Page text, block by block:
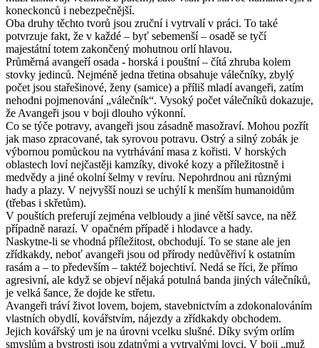
koneckonců i nebezpečnější.
Oba druhy těchto tvorů jsou zruční i vytrvalí v práci. To také
potvrzuje fakt, že v každé – byť sebemenší – osadě se tyčí
majestátní totem zakončený mohutnou orlí hlavou.
Průměrná avangeří osada - horská i pouštní – čítá zhruba kolem
stovky jedinců. Nejméně jedna třetina obsahuje válečníky, zbylý
počet jsou stařešinové, ženy (samice) a příliš mladí avangeři, zatím
nehodni pojmenování „válečník“. Vysoký počet válečníků dokazuje,
že Avangeři jsou v boji dlouho výkonní.
Co se týče potravy, avangeři jsou zásadně masožraví. Mohou pozřít
jak maso zpracované, tak syrovou potravu. Ostrý a silný zobák je
výbornou pomůckou na vytrhávání masa z kořisti. V horských
oblastech loví nejčastěji kamzíky, divoké kozy a příležitostně i
medvědy a jiné okolní šelmy v revíru. Nepohrdnou ani různými
hady a plazy. V nejvyšší nouzi se uchýlí k menším humanoidům
(třebas i skřetům).
V pouštích preferují zejména velbloudy a jiné větší savce, na něž
případně narazí. V opačném případě i hlodavce a hady.
Naskytne-li se vhodná příležitost, obchodují. To se stane ale jen
zřídkakdy, neboť avangeři jsou od přírody nedůvěřiví k ostatním
rasám a – to především – taktéž bojechtiví. Nedá se říci, že přímo
agresivní, ale když se objeví nějaká potulná banda jiných válečníků,
je velká šance, že dojde ke střetu.
Avangeři tráví život lovem, bojem, stavebnictvím a zdokonalováním
vlastních obydlí, kovářstvím, nájezdy a zřídkakdy obchodem.
Jejich kovářský um je na úrovni vcelku slušné. Díky svým orlím
smyslům a bystrosti jsou zdatnými a vytrvalými lovci. V boji „muž